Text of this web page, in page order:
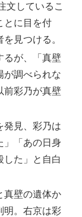
文しているこ
とに目を付
見つける。
るが、「真壁
が調べられな
前彩乃が真壁
発見、彩乃は
」「あの日身
した」と自白
真壁の遺体か
明。右京は彩